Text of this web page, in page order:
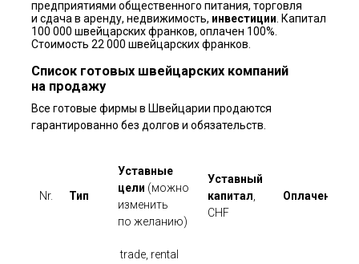
предприятиями общественного питания, торговля
и сдача в аренду, недвижимость, инвестиции . Капитал
100 000 швейцарских франков, оплачен 100%.
Стоимость 22 000 швейцарских франков.
Список готовых швейцарских компаний
на продажу
Все готовые фирмы в Швейцарии продаются
гарантированно без долгов и обязательств.
Nr. Тип
Уставные
цели (можно
изменить
по желанию)
Уставный
капитал
CHF
Оплачен
trade, rental